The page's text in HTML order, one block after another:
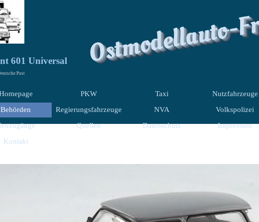
Ostmodellauto-
601 Universal
Post
PKW Taxi
Nutzfahrzeuge
Behörden
Regierungsfahrzeuge NVA
Volkspolizei
Quellen Datenschutz
Impressum
Kontakt